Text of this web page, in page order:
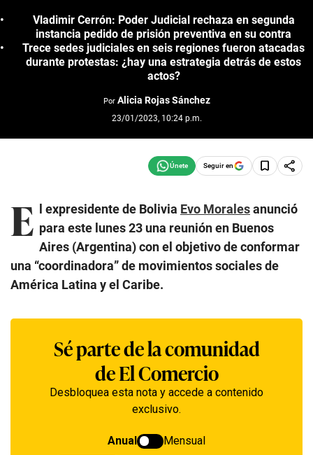
Vladimir Cerrón: Poder Judicial rechaza en segunda
instancia pedido de prisión preventiva en su contra
Trece sedes judiciales en seis regiones fueron atacadas
durante protestas: ¿hay una estrategia detrás de estos
actos?
Por Alicia Rojas Sánchez
23/01/2023, 10:24 p.m.
Seguir en
E l expresidente de Bolivia Evo Moralesanunció
para este lunes 23 una reunión en Buenos
Aires (Argentina) con el objetivo de conformar
una “coordinadora” de movimientos sociales de
América Latina y el Caribe.